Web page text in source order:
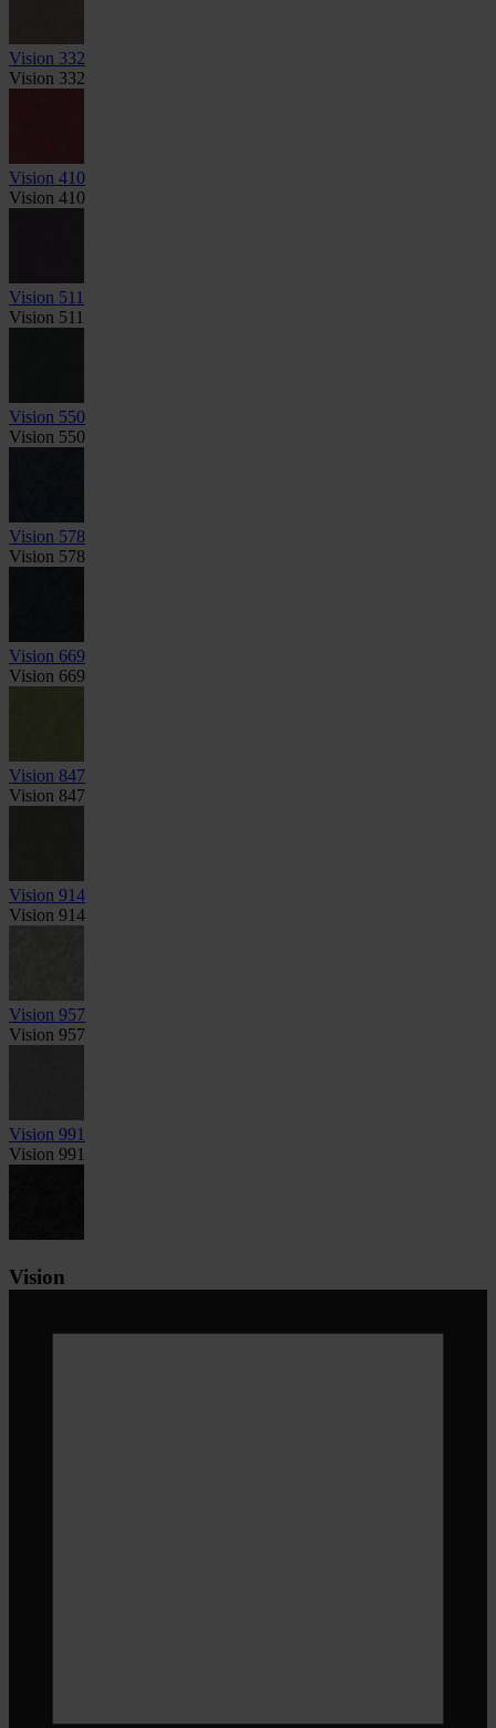
Vision 332
Vision 332
Vision 410
Vision 410
Vision 511
Vision 511
Vision 550
Vision 550
Vision 578
Vision 578
Vision 669
Vision 669
Vision 847
Vision 847
Vision 914
Vision 914
Vision 957
Vision 957
Vision 991
Vision 991
Vision